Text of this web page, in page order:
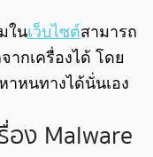
ในเว็บไซต์สามารถ
ากเครื่องได้ โดย
าหนทางได้นั่นเอง
อง Malware